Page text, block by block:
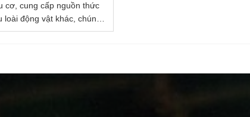
cơ, cung cấp nguồn thức
loài động vật khác, chúng
các hệ sinh thái đang hoạt